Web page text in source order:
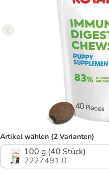
Artikel wählen (2 Varianten)
100 g (40 Stück)
2227491.0